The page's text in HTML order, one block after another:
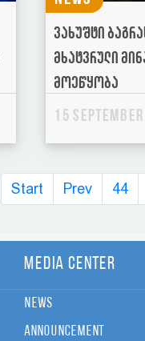
ვახუშტი
მხატვრული
მოეწყობა
15
Start Prev 44
Media Center
News
Announcement